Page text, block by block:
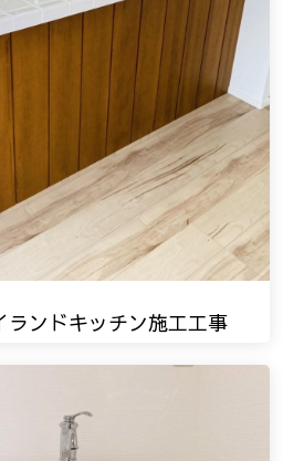
ンドキッチン施工工事